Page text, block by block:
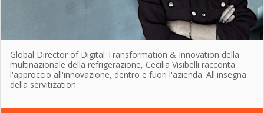
Global Director of Digital Transformation & Innovation della
multinazionale della refrigerazione, Cecilia Visibelli racconta
l'approccio all'innovazione, dentro e fuori l'azienda. All'insegna
della servitization